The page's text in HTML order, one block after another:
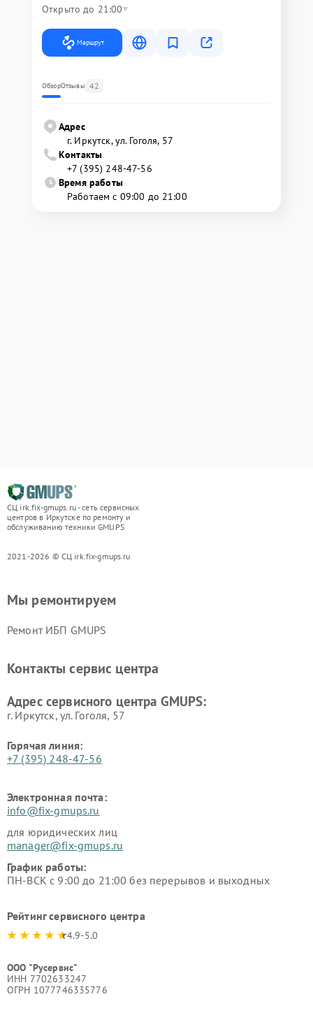
Открыто до 21:00
Маршрут
ОбзорОтзывы 42
Адрес
г. Иркутск, ул. ​Гоголя, 57
Контакты
+7 (395) 248-47-56
Время работы
Работаем с 09:00 до 21:00
СЦ irk.fix-gmups.ru - сеть сервисных
центров в Иркутске по ремонту и
обслуживанию техники GMUPS
2021-2026 © СЦ irk.fix-gmups.ru
Мы ремонтируем
Ремонт ИБП GMUPS
Контакты сервис центра
Адрес сервисного центра GMUPS:
г. Иркутск, ул. ​Гоголя, 57
Горячая линия:
+7 (395) 248-47-56
Электронная почта:
info@fix-gmups.ru
для юридических лиц
manager@fix-gmups.ru
График работы:
ПН-ВСК с 9:00 до 21:00 без перерывов и выходных
Рейтинг сервисного центра
4.9-5.0
ООО "Русервис"
ИНН 7702633247
ОГРН 1077746335776